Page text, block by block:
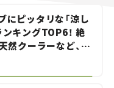
にピッタリな「涼し
ンキングTOP6！ 絶
然クーラーなど、避
のスポットを紹介